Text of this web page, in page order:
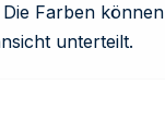
Farben können
unterteilt.